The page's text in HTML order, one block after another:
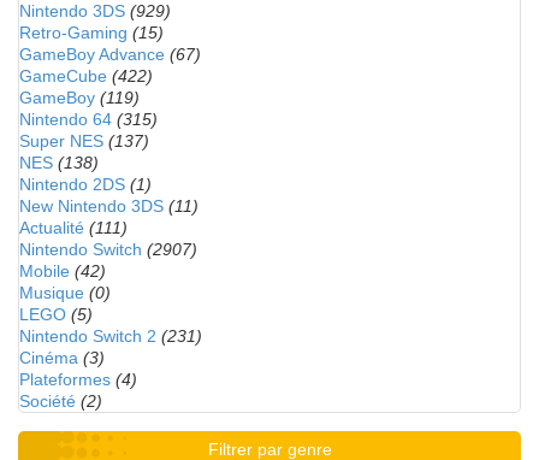
Nintendo 3DS (929)
Retro-Gaming (15)
GameBoy Advance (67)
GameCube (422)
GameBoy (119)
Nintendo 64 (315)
Super NES (137)
NES (138)
Nintendo 2DS (1)
New Nintendo 3DS (11)
Actualité (111)
Nintendo Switch (2907)
Mobile (42)
Musique (0)
LEGO (5)
Nintendo Switch 2 (231)
Cinéma (3)
Plateformes (4)
Société (2)
Filtrer par genre